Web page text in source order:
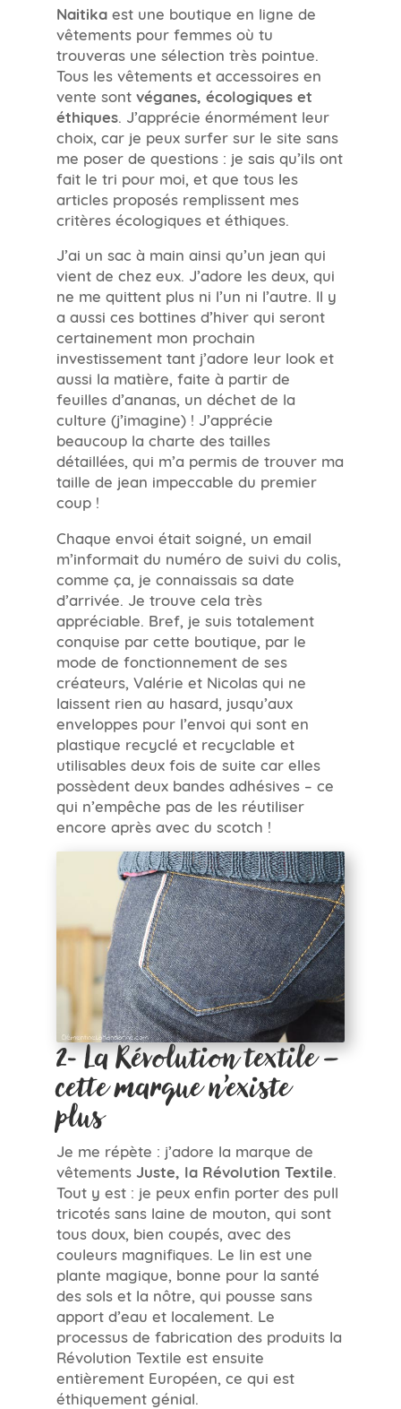
Naitikaest une boutique en ligne de
vêtements pour femmes où tu
trouveras une sélection très pointue.
Tous les vêtements et accessoires en
vente sont véganes, écologiques et
éthiques. J’apprécie énormément leur
choix, car je peux surfer sur le site sans
me poser de questions : je sais qu’ils ont
fait le tri pour moi, et que tous les
articles proposés remplissent mes
critères écologiques et éthiques.
J’ai un sac à main ainsi qu’un jean qui
vient de chez eux. J’adore les deux, qui
ne me quittent plus ni l’un ni l’autre. Il y
a aussi ces bottines d’hiver qui seront
certainement mon prochain
investissement tant j’adore leur look et
aussi la matière, faite à partir de
feuilles d’ananas, un déchet de la
culture (j’imagine) ! J’apprécie
beaucoup la charte des tailles
détaillées, qui m’a permis de trouver ma
taille de jean impeccable du premier
coup !
Chaque envoi était soigné, un email
m’informait du numéro de suivi du colis,
comme ça, je connaissais sa date
d’arrivée. Je trouve cela très
appréciable. Bref, je suis totalement
conquise par cette boutique, par le
mode de fonctionnement de ses
créateurs, Valérie et Nicolas qui ne
laissent rien au hasard, jusqu’aux
enveloppes pour l’envoi qui sont en
plastique recyclé et recyclable et
utilisables deux fois de suite car elles
possèdent deux bandes adhésives – ce
qui n’empêche pas de les réutiliser
encore après avec du scotch !
2- La Révolution textile –
cette marque n’existe
plus
Je me répète : j’adore la marque de
vêtements Juste, la Révolution Textile.
Tout y est : je peux enfin porter des pull
tricotés sans laine de mouton, qui sont
tous doux, bien coupés, avec des
couleurs magnifiques. Le lin est une
plante magique, bonne pour la santé
des sols et la nôtre, qui pousse sans
apport d’eau et localement. Le
processus de fabrication des produits la
Révolution Textile est ensuite
entièrement Européen, ce qui est
éthiquement génial.